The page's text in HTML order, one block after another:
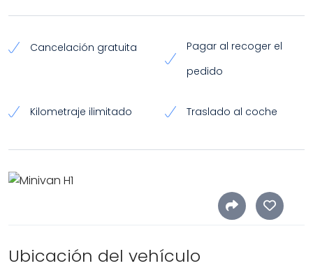
Cancelación gratuita
Pagar al recoger el
pedido
Kilometraje ilimitado Traslado al coche
Ubicación del vehículo